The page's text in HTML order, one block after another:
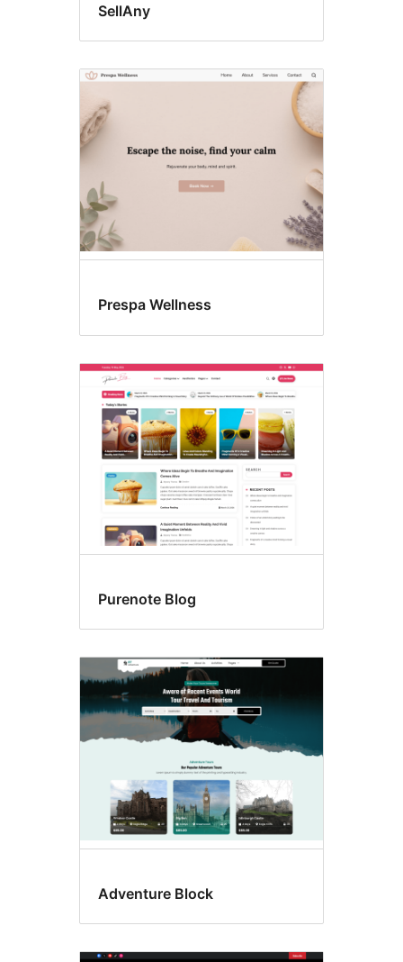
SellAny
Prespa Wellness
Purenote Blog
Adventure Block